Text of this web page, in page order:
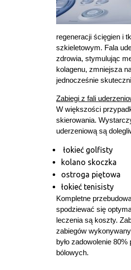
regeneracji ścięgien i
szkieletowym. Fala
zdrowia, stymulując
kolagenu, zmniejsza
jednocześnie
Zabiegi z fali
W większości
skierowania.
uderzeniową są
łokieć golfisty
kolano skoczka
ostroga piętowa
łokieć tenisisty
Kompletne
spodziewać się
leczenia są koszty.
zabiegów
było zadowolenie
bólowych.